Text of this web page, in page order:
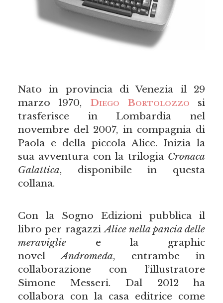
Nato in provincia di Venezia il 29
marzo 1970, Diego Bortolozzo si
trasferisce in Lombardia nel
novembre del 2007, in compagnia di
Paola e della piccola Alice. Inizia la
sua avventura con la trilogia Cronaca
Galattica, disponibile in questa
collana.
Con la Sogno Edizioni pubblica il
libro per ragazziAlice nella pancia delle
meravigliee la graphic
novelAndromeda, entrambe in
collaborazione con l’illustratore
Simone Messeri. Dal 2012 ha
collabora con la casa editrice come